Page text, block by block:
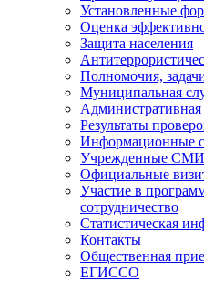
Установленные
Оценка
Защита населения
Полномочия,
Муниципальная
Результаты
Информационные
Учрежденные СМИ
Официальные
Участие в
сотрудничество
Статистическая
Контакты
Общественная
ЕГИССО